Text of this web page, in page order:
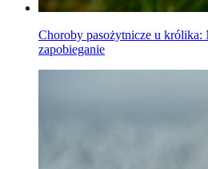
Choroby pasożytnicze u królika:
zapobieganie